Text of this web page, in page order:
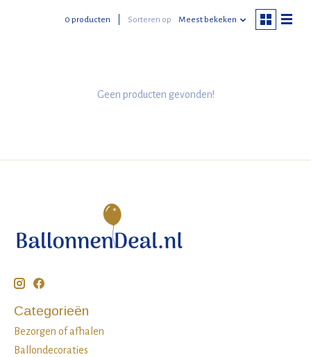
0 producten Sorteren op Meest bekeken
Geen producten gevonden!
Categorieën
Bezorgen of afhalen
Ballondecoraties